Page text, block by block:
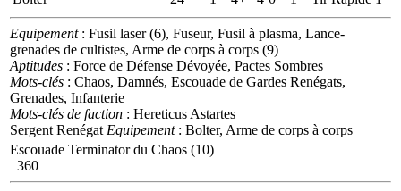
Equipement: Fusil laser (6), Fuseur, Fusil à plasma, Lance-
grenades de cultistes, Arme de corps à corps (9)
Aptitudes : Force de Défense Dévoyée, Pactes Sombres
Mots-clés : Chaos, Damnés, Escouade de Gardes Renégats,
Grenades, Infanterie
Mots-clés de faction : Hereticus Astartes
Sergent Renégat Equipement: Bolter, Arme de corps à corps
Escouade Terminator du Chaos (10)
360